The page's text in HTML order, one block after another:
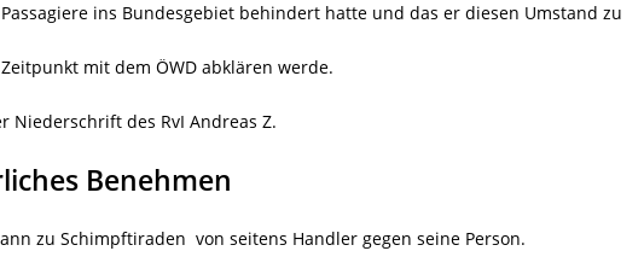
ins Bundesgebiet behindert hatte und das er diesen Umstand zu
mit dem ÖWD abklären werde.
Niederschrift des RvI Andreas Z.
Benehmen
zu Schimpftiraden von seitens Handler gegen seine Person.